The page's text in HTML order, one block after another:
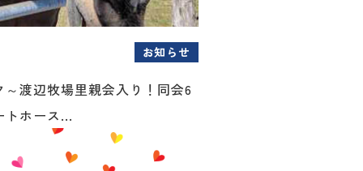
お知らせ
～渡辺牧場里親会入り！同会6
トホース...